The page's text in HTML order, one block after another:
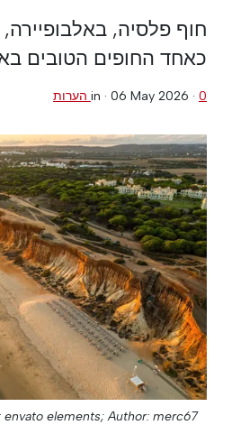
חוף פלסיה,
כאחד החופים הטובים
in · 06 May 2026 · 0 הערות
envato elements; Author: merc67;